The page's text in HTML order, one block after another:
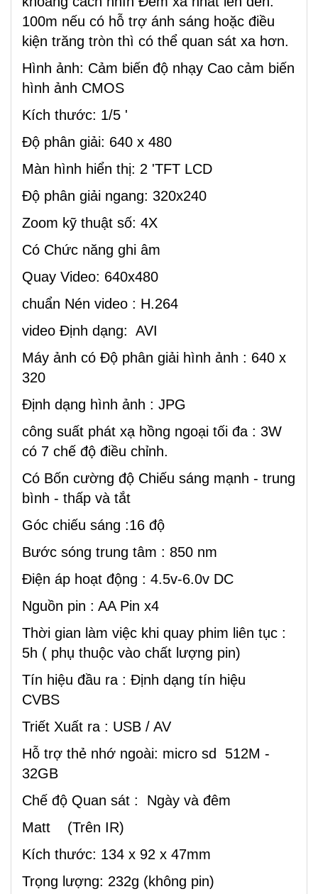
100m nếu có hỗ trợ ánh sáng hoặc điều
kiện trăng tròn thì có thể quan sát xa hơn.
Hình ảnh: Cảm biến độ nhạy Cao cảm biến
hình ảnh CMOS
Kích thước: 1/5 '
Độ phân giải: 640 x 480
Màn hình hiển thị: 2 'TFT LCD
Độ phân giải ngang: 320x240
Zoom kỹ thuật số: 4X
Có Chức năng ghi âm
Quay Video: 640x480
chuẩn Nén video : H.264
video Định dạng: AVI
Máy ảnh có Độ phân giải hình ảnh : 640 x
320
Định dạng hình ảnh : JPG
công suất phát xạ hồng ngoại tối đa : 3W
có 7 chế độ điều chỉnh.
Có Bốn cường độ Chiếu sáng mạnh - trung
bình - thấp và tắt
Góc chiếu sáng :16 độ
Bước sóng trung tâm : 850 nm
Điện áp hoạt động : 4.5v-6.0v DC
Nguồn pin : AA Pin x4
Thời gian làm việc khi quay phim liên tục :
5h ( phụ thuộc vào chất lượng pin)
Tín hiệu đầu ra : Định dạng tín hiệu
CVBS
Triết Xuất ra : USB / AV
Hỗ trợ thẻ nhớ ngoài: micro sd 512M -
32GB
Chế độ Quan sát : Ngày và đêm
Matt (Trên IR)
Kích thước: 134 x 92 x 47mm
Trọng lượng: 232g (không pin)